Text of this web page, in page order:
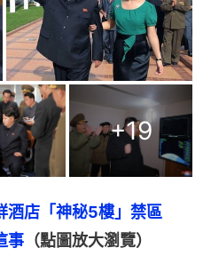
+19
酒店「神秘5樓」禁區
事 （點圖放大瀏覽）